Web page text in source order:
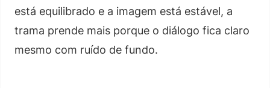
está equilibrado e a imagem está estável, a
trama prende mais porque o diálogo fica claro
mesmo com ruído de fundo.